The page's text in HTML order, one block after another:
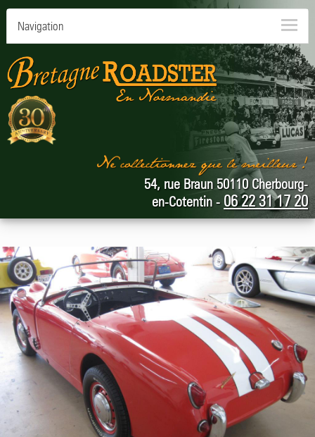
Navigation
54, rue Braun 50110 Cherbourg-
en-Cotentin - 06 22 31 17 20